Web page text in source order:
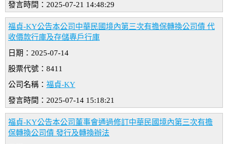
發言時間：2025-07-21 14:48:29
福貞-KY公告本公司中華民國境內第三次有擔保轉換公司債 代
收價款行庫及存儲專戶行庫
日期：2025-07-14
股票代號：8411
公司名稱： 福貞-KY
發言時間：2025-07-14 15:18:21
福貞-KY公告本公司董事會通過修訂中華民國境內第三次有擔
保轉換公司債 發行及轉換辦法